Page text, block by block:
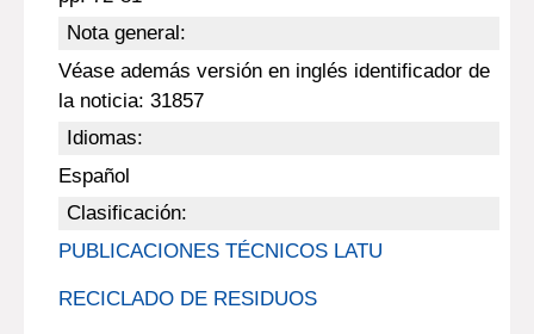
Nota general:
Véase además versión en inglés identificador de
la noticia: 31857
Idiomas:
Español
Clasificación:
PUBLICACIONES TÉCNICOS LATU
RECICLADO DE RESIDUOS